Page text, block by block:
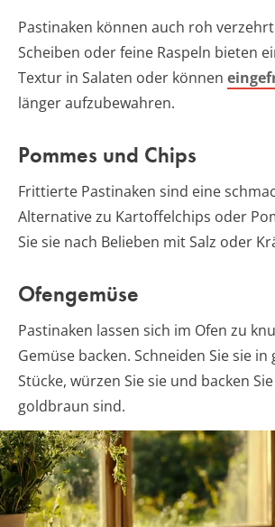
Pastinaken können auch roh
Scheiben oder feine Raspeln bieten
Textur in Salaten oder können
länger aufzubewahren.
Pommes und Chips
Frittierte Pastinaken sind eine
Alternative zu Kartoffelchips oder
Sie sie nach Belieben mit Salz oder
Ofengemüse
Pastinaken lassen sich im Ofen zu
Gemüse backen. Schneiden Sie sie
Stücke, würzen Sie sie und backen
goldbraun sind.